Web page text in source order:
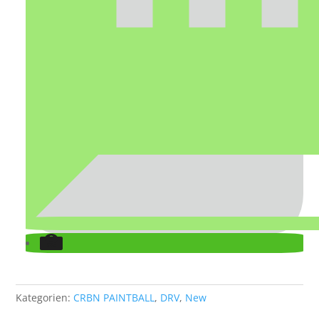
Kategorien: CRBN PAINTBALL, DRV, New